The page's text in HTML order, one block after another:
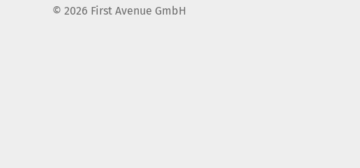
© 2026 First Avenue GmbH